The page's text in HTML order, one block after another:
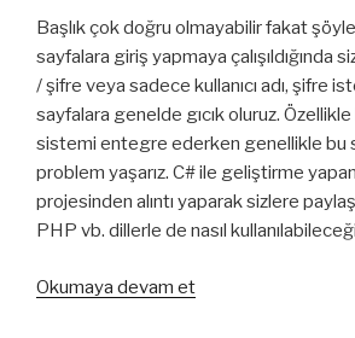
Başlık çok doğru olmayabilir fakat
sayfalara giriş yapmaya çalışıldığında
/ şifre veya sadece kullanıcı adı, şifre
sayfalara genelde gıcık oluruz.
sistemi entegre ederken genellikle bu
problem yaşarız. C# ile geliştirme yapan
projesinden alıntı yaparak sizlere
PHP vb. dillerle de nasıl
Okumaya devam et“C#